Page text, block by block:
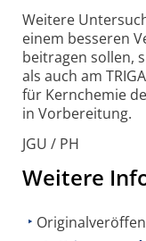
Weitere
einem besseren
beitragen sollen,
als auch am
für Kernchemie
in Vorbereitung.
JGU / PH
Weitere